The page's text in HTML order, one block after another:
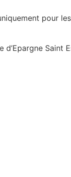
pour
d’Epargne Saint